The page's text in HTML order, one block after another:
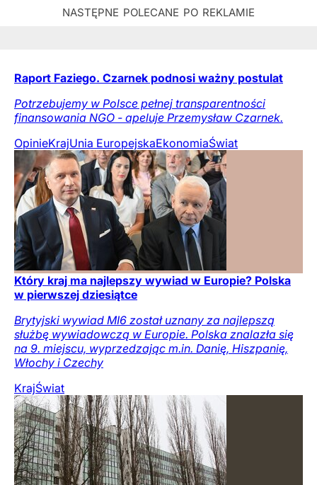
Raport Faziego. Czarnek podnosi ważny postulat
Potrzebujemy w Polsce pełnej transparentności
finansowania NGO - apeluje Przemysław Czarnek.
OpinieKrajUnia EuropejskaEkonomiaŚwiat
Który kraj ma najlepszy wywiad w Europie? Polska
w pierwszej dziesiątce
Brytyjski wywiad MI6 został uznany za najlepszą
służbę wywiadowczą w Europie. Polska znalazła się
na 9. miejscu, wyprzedzając m.in. Danię, Hiszpanię,
Włochy i Czechy
KrajŚwiat